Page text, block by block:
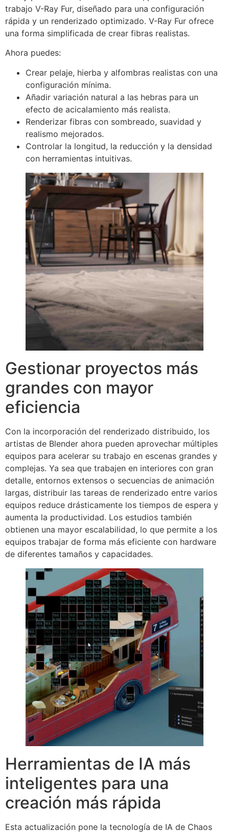
trabajo V-Ray Fur, diseñado para una configuración
rápida y un renderizado optimizado. V-Ray Fur ofrece
una forma simplificada de crear fibras realistas.
Ahora puedes:
Crear pelaje, hierba y alfombras realistas con una
configuración mínima.
Añadir variación natural a las hebras para un
efecto de acicalamiento más realista.
Renderizar fibras con sombreado, suavidad y
realismo mejorados.
Controlar la longitud, la reducción y la densidad
con herramientas intuitivas.
Gestionar proyectos más
grandes con mayor
eficiencia
Con la incorporación del renderizado distribuido, los
artistas de Blender ahora pueden aprovechar múltiples
equipos para acelerar su trabajo en escenas grandes y
complejas. Ya sea que trabajen en interiores con gran
detalle, entornos extensos o secuencias de animación
largas, distribuir las tareas de renderizado entre varios
equipos reduce drásticamente los tiempos de espera y
aumenta la productividad. Los estudios también
obtienen una mayor escalabilidad, lo que permite a los
equipos trabajar de forma más eficiente con hardware
de diferentes tamaños y capacidades.
Herramientas de IA más
inteligentes para una
creación más rápida
Esta actualización pone la tecnología de IA de Chaos